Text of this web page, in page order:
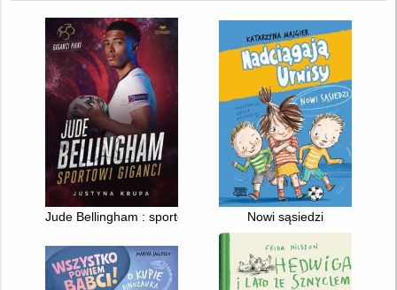
Jude Bellingham : sportowi giganci Nowi sąsiedzi